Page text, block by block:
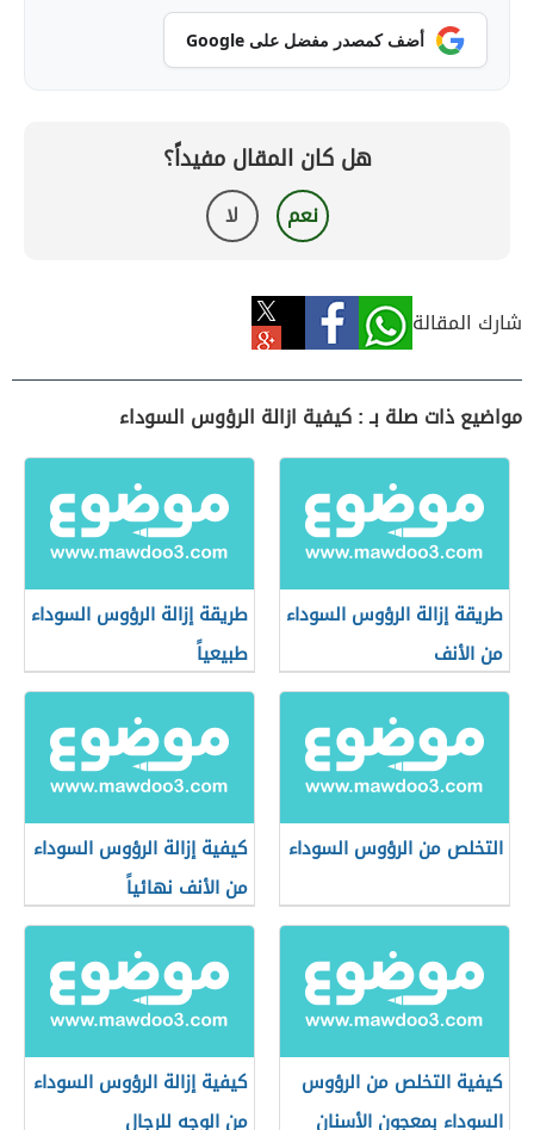
أضف كمصدر مفضل على Google
هل كان المقال مفيداً؟
نعم لا
شارك المقالة
مواضيع ذات صلة بـ : كيفية ازالة الرؤوس السوداء
طريقة إزالة الرؤوس السوداء
من الأنف
طريقة إزالة الرؤوس السوداء
طبيعياً
التخلص من الرؤوس السوداء
كيفية إزالة الرؤوس السوداء
من الأنف نهائياً
كيفية التخلص من الرؤوس
السوداء بمعجون الأسنان
كيفية إزالة الرؤوس السوداء
من الوجه للرجال